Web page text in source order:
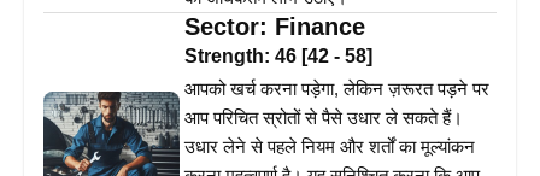
Sector: Finance
Strength: 46 [42 - 58]
आपको खर्च करना पड़ेगा, लेकिन ज़रूरत पड़ने पर
आप परिचित स्रोतों से पैसे उधार ले सकते हैं।
उधार लेने से पहले नियम और शर्तों का मूल्यांकन